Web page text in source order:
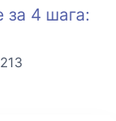
за 4 шага:
213